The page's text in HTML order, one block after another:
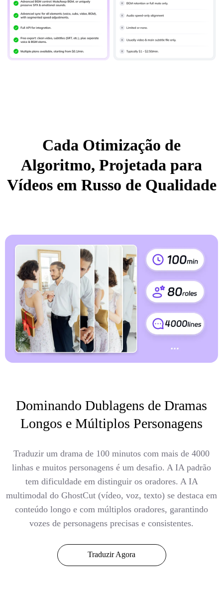
Cada Otimização de
Algoritmo, Projetada para
Vídeos em Russo de Qualidade
Dominando Dublagens de Dramas
Longos e Múltiplos Personagens
Traduzir um drama de 100 minutos com mais de 4000
linhas e muitos personagens é um desafio. A IA padrão
tem dificuldade em distinguir os oradores. A IA
multimodal do GhostCut (vídeo, voz, texto) se destaca em
conteúdo longo e com múltiplos oradores, garantindo
vozes de personagens precisas e consistentes.
Traduzir Agora